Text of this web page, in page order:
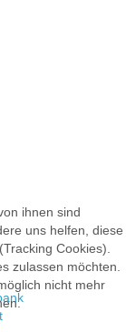
ihnen sind
uns helfen, diese
Cookies).
zulassen möchten.
nicht mehr